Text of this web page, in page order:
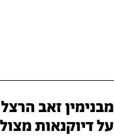
מבנימין זאב
על דיוקנאות